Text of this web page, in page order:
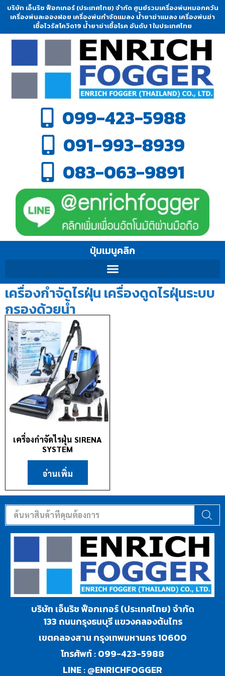
บริษัท เอ็นริช ฟ็อกเกอร์ (ประเทศไทย) จำกัด ศูนย์รวมเครื่องพ่นหมอกควัน
เครื่องพ่นละอองฝอย เครื่องพ่นกำจัดแมลง น้ำยาฆ่าแมลง เครื่องพ่นฆ่า
เชื้อไวรัสโควิด19 น้ำยาฆ่าเชื้อโรค อันดับ 1 ในประเทศไทย
099-423-5988
091-993-8939
083-063-9891
ปุ่มเมนูคลิก
เครื่องกำจัดไรฝุ่น เครื่องดูดไรฝุ่นระบบ
กรองด้วยน้ำ
เครื่องกำจัดไรฝุ่น SIRENA
SYSTEM
อ่านเพิ่ม
บริษัท เอ็นริช ฟ็อกเกอร์ (ประเทศไทย) จำกัด
133 ถนนกรุงธนบุรี แขวงคลองต้นไทร
เขตคลองสาน กรุงเทพมหานคร 10600
โทรศัพท์ :099-423-5988
LINE :@ENRICHFOGGER